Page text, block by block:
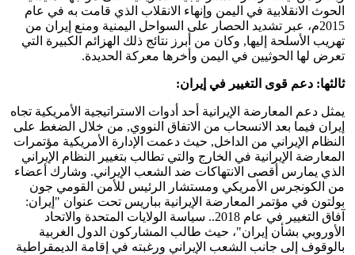
الحوث الانقلابية في اليمن وإنهاء الانقلاب الذي قامت به في عام
2015م، عبر تشديد الحصار على السواحل اليمنية ومنع إيران من
تهريب الأسلحة إليها, وكان من أبرز نتائج ذلك الهزائم الكبيرة التي
تعرض لها الحوثيين في اليمن وأخرها معركة الحديدة.
ثالثها: دعم قوى التغيير في إيران:
يمثل دعم المعارضة الإيرانية أحد أدوات الاستراتيجية الأمريكية تجاه
إيران فيما بعد الانسحاب من الاتفاق النووي, من خلال الضغط على
النظام الإيراني من الداخل, حيث دعمت الإدارة الأمريكية مؤتمرات
المعارضة الإيرانية في الخارج والتي تطالب بتغيير النظام الإيراني
الذي يمارس أقصى الانتهاكات ضد الشعب الإيراني. وشارك أعضاء
من الكونجرس الأمريكي ومستشار الرئيس للأمن القومي جون
بولتون في مؤتمر المعارضة الإيرانية بباريس تحت عنوان "إيران:
آفاق التغيير في عام 2018.. سياسة الولايات المتحدة والاتحاد
الأوروبي بشأن إيران"، حيث طالب المشاركون الدول الغربية
بالوقوف إلى جانب الشعب الإيراني ورغبته في إقامة الديمقراطية